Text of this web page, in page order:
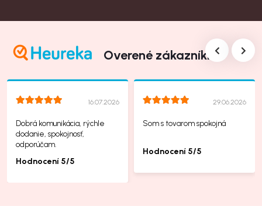
Overené zákazníkmi
16.07.2026
Dobrá komunikácia, rýchle
dodanie, spokojnosť,
odporúčam.
Hodnocení 5/5
29.06.2026
Som s tovarom spokojná
Hodnocení 5/5